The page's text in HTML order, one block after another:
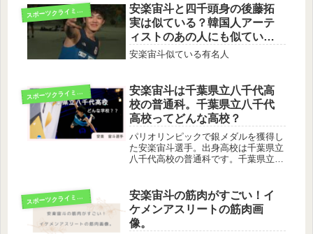
月日 1996年06月22日(2025年9月現
在29歳)出身地 ...
ス
ポーツクライミング
安楽宙斗と四千頭身の後藤拓
実は似ている？韓国人アーテ
ィストのあの人にも似てい
る！
安楽宙斗似ている有名人
ス
ポーツクライミング
安楽宙斗は千葉県立八千代高
校の普通科。千葉県立八千代
高校ってどんな高校？
パリオリンピックで銀メダルを獲得し
た安楽宙斗選手。出身高校は千葉県立
八千代高校の普通科です。千葉県立八
千代高校について調べてみました。千
葉県立八千代高校は何科がある？千葉
県立...
ス
ポーツクライミング
安楽宙斗の筋肉がすごい！イ
ケメンアスリートの筋肉画
像。